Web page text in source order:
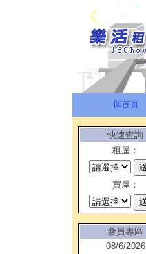
回首頁
快速查詢
租屋：
買屋：
會員專區
08/6/2026